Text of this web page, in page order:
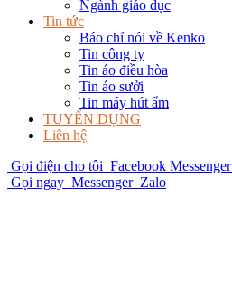
Ngành giáo dục
Tin tức
Báo chí nói về Kenko
Tin công ty
Tin áo điều hòa
Tin áo sưởi
Tin máy hút ẩm
TUYỂN DỤNG
Liên hệ
Gọi điện cho tôi Facebook Messenger
Gọi ngay Messenger Zalo